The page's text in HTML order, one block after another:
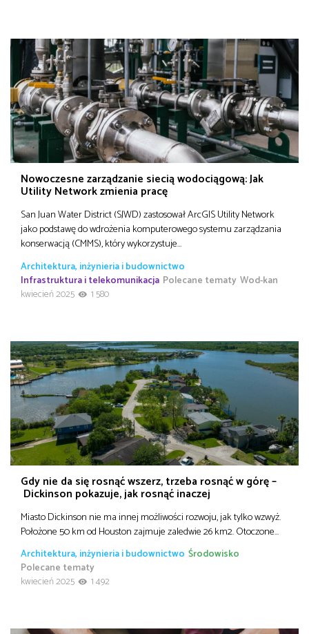
Nowoczesne zarządzanie siecią wodociągową: Jak
Utility Network zmienia pracę
San Juan Water District (SJWD) zastosował ArcGIS Utility Network
jako podstawę do wdrożenia komputerowego systemu zarządzania
konserwacją (CMMS), który wykorzystuje…
Architektura, inżynieria i budownictwo
Infrastruktura i telekomunikacja Polecane tematy Wod-kan
kwiecień 2025
1 580
Gdy nie da się rosnąć wszerz, trzeba rosnąć w górę –
Dickinson pokazuje, jak rosnąć inaczej
Miasto Dickinson nie ma innej możliwości rozwoju, jak tylko wzwyż.
Położone 50 km od Houston zajmuje zaledwie 26 km2. Otoczone…
Architektura, inżynieria i budownictwo
Polecane tematy
Środowisko
kwiecień 2025
1 492